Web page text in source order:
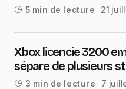
5 min de lecture 21
Xbox licencie 3200
sépare de plusieurs
3 min de lecture 7